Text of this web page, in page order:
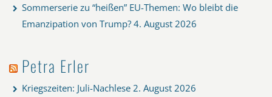
Sommerserie zu “heißen” EU-Themen: Wo bleibt die
Emanzipation von Trump? 4. August 2026
Petra Erler
Kriegszeiten: Juli-Nachlese 2. August 2026